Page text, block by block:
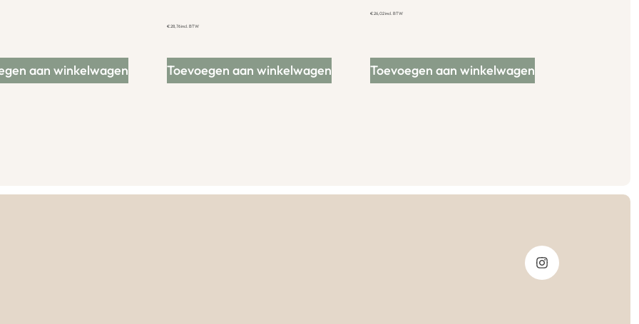
aan winkelwagen
€28,76incl. BTW
Toevoegen aan winkelwagen
€26,02incl. BTW
Toevoegen aan winkelwagen